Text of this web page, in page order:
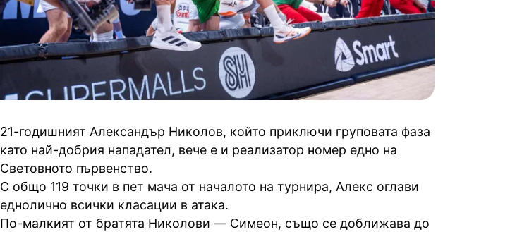
21-годишният Александър Николов, който приключи груповата фаза
като най-добрия нападател, вече е и реализатор номер едно на
Световното първенство.
С общо 119 точки в пет мача от началото на турнира, Алекс оглави
еднолично всички класации в атака.
По-малкият от братята Николови — Симеон, също се доближава до